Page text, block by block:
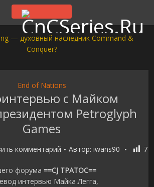
End of Nations
с Майком
Petroglyph
Games
комментарий Автор: iwans90 7
форума==CJ TPATOC==
интервью Майка Легга,